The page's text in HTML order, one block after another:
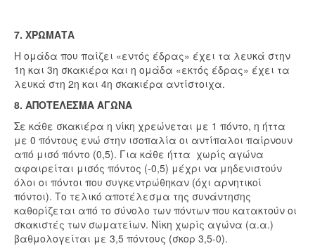
7. ΧΡΩΜΑΤΑ
Η ομάδα που παίζει «εντός έδρας» έχει τα λευκά στην
1η και 3η σκακιέρα και η ομάδα «εκτός έδρας» έχει τα
λευκά στη 2η και 4η σκακιέρα αντίστοιχα.
8. ΑΠΟΤΕΛΕΣΜΑ ΑΓΩΝΑ
Σε κάθε σκακιέρα η νίκη χρεώνεται με 1 πόντο, η ήττα
με 0 πόντους ενώ στην ισοπαλία οι αντίπαλοι παίρνουν
από μισό πόντο (0,5). Για κάθε ήττα χωρίς αγώνα
αφαιρείται μισός πόντος (-0,5) μέχρι να μηδενιστούν
όλοι οι πόντοι που συγκεντρώθηκαν (όχι αρνητικοί
πόντοι). Το τελικό αποτέλεσμα της συνάντησης
καθορίζεται από το σύνολο των πόντων που κατακτούν οι
σκακιστές των σωματείων. Νίκη χωρίς αγώνα (α.α.)
βαθμολογείται με 3,5 πόντους (σκορ 3,5-0).